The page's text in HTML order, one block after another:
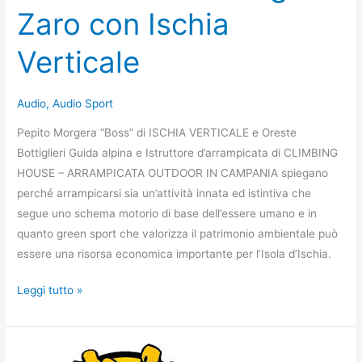
Zaro con Ischia
Verticale
Audio,Audio Sport
Pepito Morgera “Boss” di ISCHIA VERTICALE e Oreste
Bottiglieri Guida alpina e Istruttore d’arrampicata di CLIMBING
HOUSE – ARRAMPICATA OUTDOOR IN CAMPANIA spiegano
perché arrampicarsi sia un’attività innata ed istintiva che
segue uno schema motorio di base dell’essere umano e in
quanto green sport che valorizza il patrimonio ambientale può
essere una risorsa economica importante per l’Isola d’Ischia.
Natura
e
Leggi tutto »